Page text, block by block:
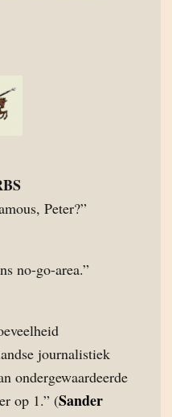
Peter?”
no-go-area.”
journalistiek
ondergewaardeerde
op 1.” (Sander